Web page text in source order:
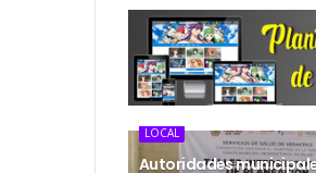
LOCAL
Autoridades